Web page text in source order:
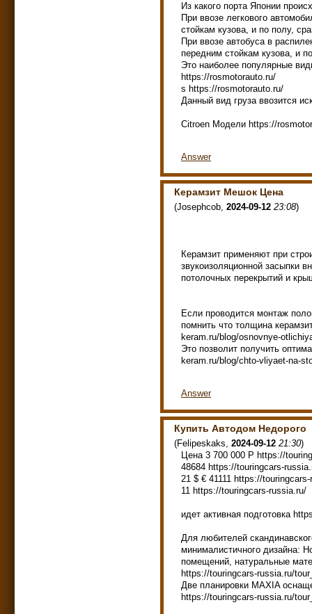
Из какого порта Японии
При ввозе легкового
стойкам кузова, и по полу,
При ввозе автобуса в
передним стойкам кузова, и
Это наиболее популярные
https://rosmotorauto.ru/
s https://rosmotorauto.ru/
Данный вид груза ввозится
Citroen Модели https://
Answer
Керамзит Мешок Цена
(Josephcob 2024-09-12 23:08)
Керамзит применяют при
звукоизоляционной засыпки
потолочных перекрытий и
Если проводится монтаж
помнить что толщина
keram.ru/blog/osnovnye-
Это позволит получить
keram.ru/blog/chto-vliyaet-na-
Answer
Купить Автодом Недорого
(Felipeskaks 2024-09-12 21:30)
Цена 3 700 000 Р https://
48684 https://touringcars-
21 $ € 41111 https://
11 https://touringcars-russia.ru/
идет активная подготовка
Для любителей
минималистичного дизайна:
помещений, натуральные
https://touringcars-russia.ru/
Две планировки MAXIA
https://touringcars-russia.ru/